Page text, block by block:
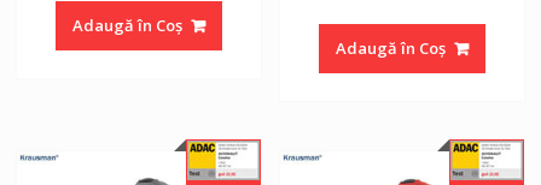
Adaugă în Coș
Adaugă în Coș